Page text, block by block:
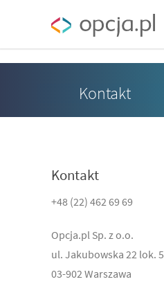
Kontakt
Kontakt
+48 (22) 462 69 69
Opcja.pl Sp. z o.o.
ul. Jakubowska 22 lok. 5
03-902 Warszawa